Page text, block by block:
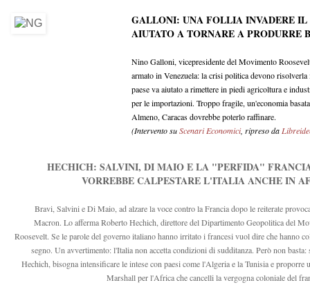
GALLONI: UNA FOLLIA INVADERE IL
AIUTATO A TORNARE A PRODURRE
Nino Galloni, vicepresidente del Movimento
armato in Venezuela: la crisi politica devono
paese va aiutato a rimettere in piedi agricoltura e
per le importazioni. Troppo fragile, un'economia
Almeno, Caracas dovrebbe poterlo raffinare.
(Intervento suScenari Economici, ripreso da
HECHICH: SALVINI, DI MAIO E LA "PERFIDA"
VORREBBE CALPESTARE L'ITALIA ANCHE IN
Bravi, Salvini e Di Maio, ad alzare la voce contro la Francia dopo le reiterate
Macron. Lo afferma Roberto Hechich, direttore del Dipartimento Geopolitica del
Roosevelt. Se le parole del governo italiano hanno irritato i francesi vuol dire che hanno
segno. Un avvertimento: l'Italia non accetta condizioni di sudditanza. Però non basta:
Hechich, bisogna intensificare le intese con paesi come l'Algeria e la Tunisia e proporre
Marshall per l'Africa che cancelli la vergogna coloniale del